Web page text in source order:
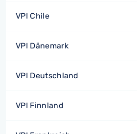
VPI Chile
VPI Dänemark
VPI Deutschland
VPI Finnland